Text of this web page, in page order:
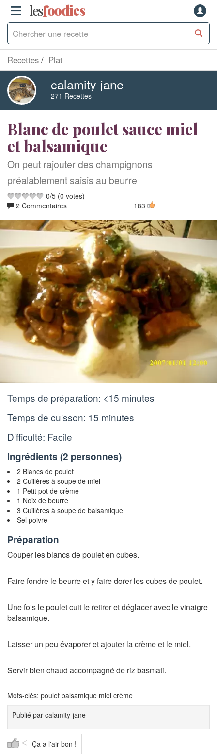
lesfoodies
Recettes Plat
calamity-jane
271 Recettes
Blanc de poulet sauce miel
et balsamique
On peut rajouter des champignons
préalablement saisis au beurre
0/5 (0 votes)
2 Commentaires
183
Temps de préparation: <15 minutes
Temps de cuisson: 15 minutes
Difficulté: Facile
Ingrédients (2 personnes)
2 Blancs de poulet
2 Cuillères à soupe de miel
1 Petit pot de crème
1 Noix de beurre
3 Cuillères à soupe de balsamique
Sel poivre
Préparation
Couper les blancs de poulet en cubes.
Faire fondre le beurre et y faire dorer les cubes de poulet.
Une fois le poulet cuit le retirer et déglacer avec le vinaigre
balsamique.
Laisser un peu évaporer et ajouter la crème et le miel.
Servir bien chaud accompagné de riz basmati.
Mots-clés: poulet balsamique miel crème
Publié par calamity-jane
Ça a l'air bon !